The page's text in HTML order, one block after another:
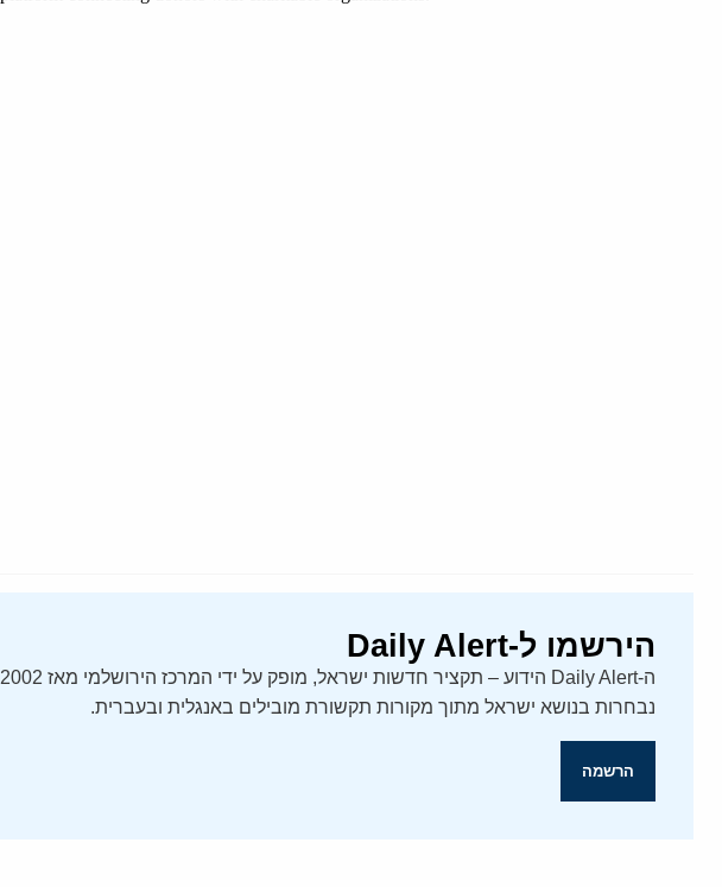
הירשמו ל-Daily Alert
נבחרות בנושא ישראל מתוך מקורות תקשורת מובילים באנגלית ובעברית.
הרשמה